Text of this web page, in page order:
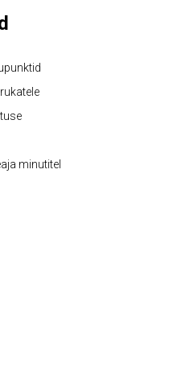
minutitel